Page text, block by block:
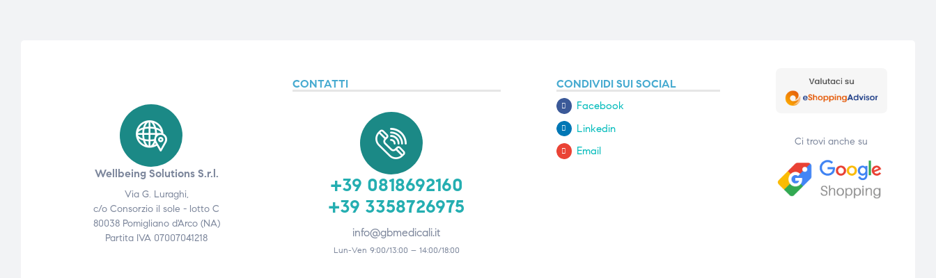
Wellbeing Solutions S.r.l.
Via G. Luraghi,
c/o Consorzio il sole - lotto C
80038 Pomigliano d'Arco (NA)
Partita IVA 07007041218
CONTATTI
+39 0818692160
+39 3358726975
info@gbmedicali.it
Lun-Ven 9:00/13:00 – 14:00/18:00
CONDIVIDI SUI SOCIAL
Facebook
Linkedin
Email
Ci trovi anche su